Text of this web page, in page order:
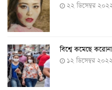
২২ ডিসেম্বর
বিশ্বে কমেছে
১২ ডিসেম্বর